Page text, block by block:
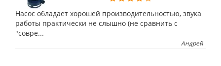
Насос обладает хорошей производительностью, звука
работы практически не слышно (не сравнить с
"совре...
Андрей